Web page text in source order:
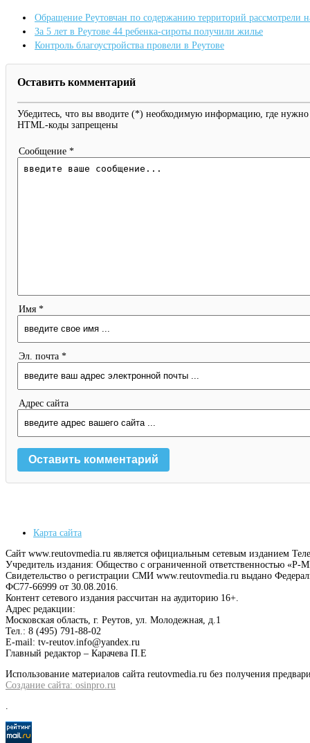
Обращение Реутовчан по содержанию территорий рассмотрели
За 5 лет в Реутове 44 ребенка-сироты получили жилье
Контроль благоустройства провели в Реутове
Оставить комментарий
Убедитесь, что вы вводите (*) необходимую информацию, где нужно
HTML-коды запрещены
Сообщение *
Имя *
Эл. почта *
Адрес сайта
Карта сайта
Сайт www.reutovmedia.ru является официальным сетевым изданием
Учредитель издания: Общество с ограниченной ответственностью
Свидетельство о регистрации СМИ www.reutovmedia.ru выдано
ФС77-66999 от 30.08.2016.
Контент сетевого издания рассчитан на аудиторию 16+.
Адрес редакции:
Московская область, г. Реутов, ул. Молодежная, д.1
Тел.: 8 (495) 791-88-02
E-mail: tv-reutov.info@yandex.ru
Главный редактор – Карачева П.Е
Использование материалов сайта reutovmedia.ru без получения
Создание сайта: osinpro.ru